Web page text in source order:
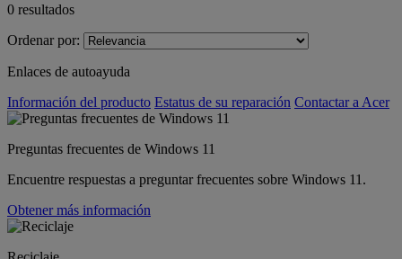
0 resultados
Ordenar por:
Enlaces de autoayuda
Información del producto Estatus de su reparación Contactar a Acer
Preguntas frecuentes de Windows 11
Encuentre respuestas a preguntar frecuentes sobre Windows 11.
Obtener más información